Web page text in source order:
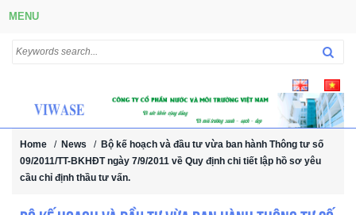
MENU
Home / News / Bộ kế hoạch và đầu tư vừa ban hành Thông tư số
09/2011/TT-BKHĐT ngày 7/9/2011 về Quy định chi tiết lập hồ sơ yêu
cầu chỉ định thầu tư vấn.